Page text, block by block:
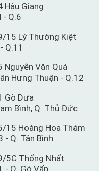
Hậu Giang
Q.6
15 Lý Thường Kiệt
Q.11
Nguyễn Văn Quá
Hưng Thuận - Q.12
Gò Dưa
Bình, Q. Thủ Đức
15 Hoàng Hoa Thám
- Q. Tân Bình
5C Thống Nhất
- Q. Gò Vấp